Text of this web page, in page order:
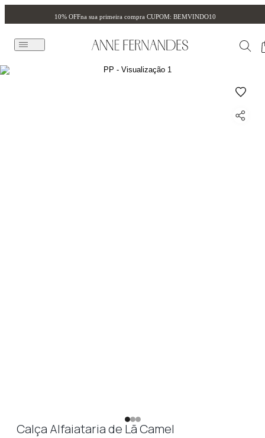
10% OFFna sua primeira compra CUPOM: BEMVINDO10
Calça Alfaiataria de Lã Camel